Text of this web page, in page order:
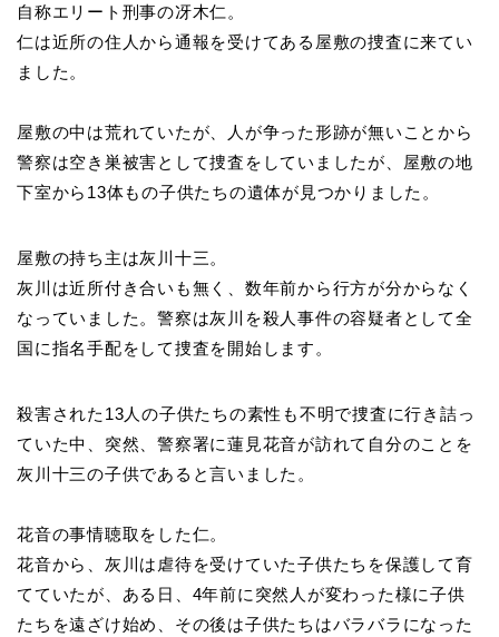
自称エリート刑事の冴木仁。
仁は近所の住人から通報を受けてある屋敷の捜査に来てい
ました。
屋敷の中は荒れていたが、人が争った形跡が無いことから
警察は空き巣被害として捜査をしていましたが、屋敷の地
下室から13体もの子供たちの遺体が見つかりました。
屋敷の持ち主は灰川十三。
灰川は近所付き合いも無く、数年前から行方が分からなく
なっていました。警察は灰川を殺人事件の容疑者として全
国に指名手配をして捜査を開始します。
殺害された13人の子供たちの素性も不明で捜査に行き詰っ
ていた中、突然、警察署に蓮見花音が訪れて自分のことを
灰川十三の子供であると言いました。
花音の事情聴取をした仁。
花音から、灰川は虐待を受けていた子供たちを保護して育
てていたが、ある日、4年前に突然人が変わった様に子供
たちを遠ざけ始め、その後は子供たちはバラバラになった